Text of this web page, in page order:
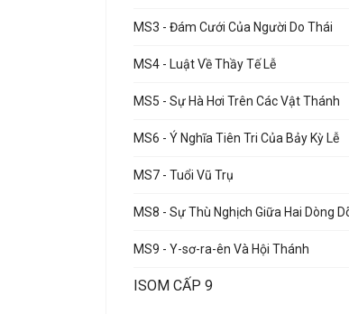
MS3 - Đám Cưới Của Người Do Thái
MS4 - Luật Về Thầy Tế Lễ
MS5 - Sự Hà Hơi Trên Các Vật Thánh
MS6 - Ý Nghĩa Tiên Tri Của Bảy Kỳ Lễ
MS7 - Tuổi Vũ Trụ
MS8 - Sự Thù Nghịch Giữa Hai Dòng
MS9 - Y-sơ-ra-ên Và Hội Thánh
ISOM CẤP 9